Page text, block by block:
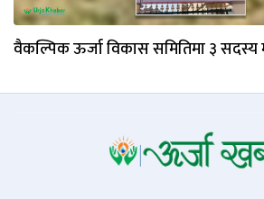
वैकल्पिक ऊर्जा विकास समितिमा ३ सदस्य